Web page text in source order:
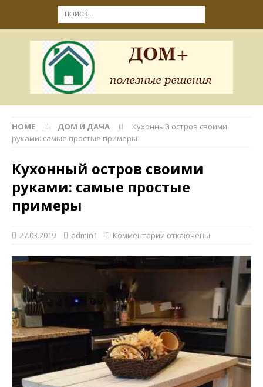
HOME ДОМ И ДАЧА
Кухонный остров своими
руками: самые простые примеры
Кухонный остров своими
руками: самые простые
примеры
27.03.2019 admin1 Комментарии отключены